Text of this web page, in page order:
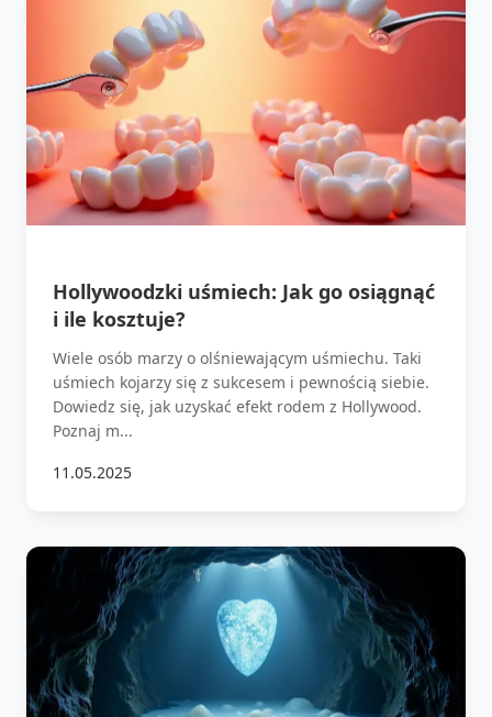
Hollywoodzki uśmiech: Jak go osiągnąć
i ile kosztuje?
Wiele osób marzy o olśniewającym uśmiechu. Taki
uśmiech kojarzy się z sukcesem i pewnością siebie.
Dowiedz się, jak uzyskać efekt rodem z Hollywood.
Poznaj m...
11.05.2025